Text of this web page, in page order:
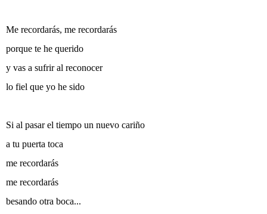
Me recordarás, me recordarás
porque te he querido
y vas a sufrir al reconocer
lo fiel que yo he sido
Si al pasar el tiempo un nuevo cariño
a tu puerta toca
me recordarás
me recordarás
besando otra boca...